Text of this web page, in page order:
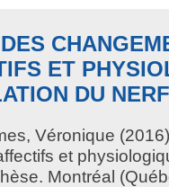
ET
DU
Véronique
et
Montréal